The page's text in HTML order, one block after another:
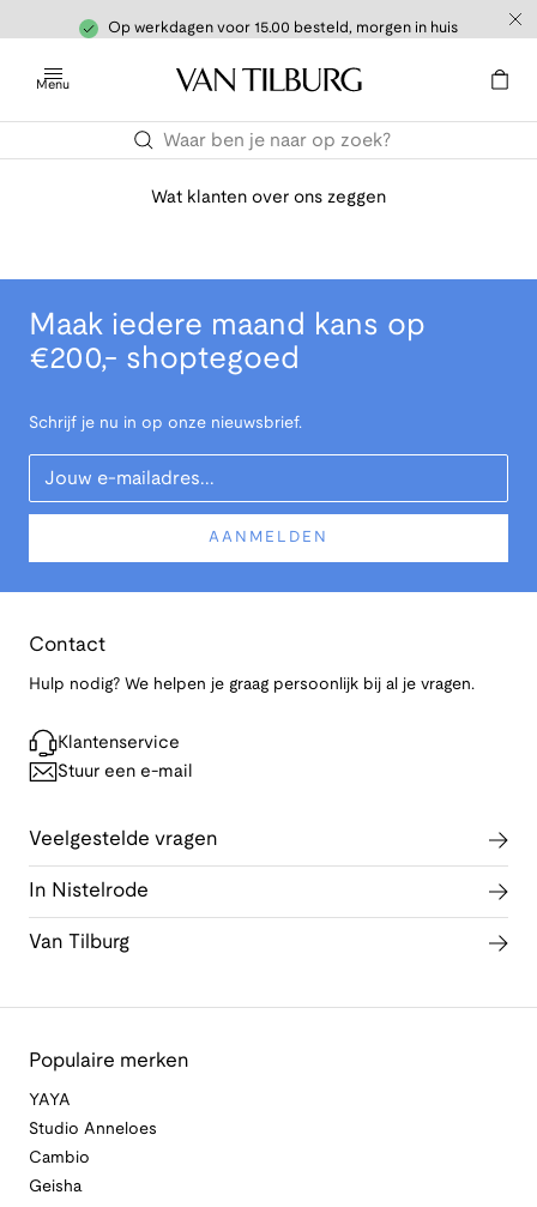
Op werkdagen voor 15.00 besteld, morgen in huis
Menu
Wat klanten over ons zeggen
Maak iedere maand kans op
€200,- shoptegoed
Schrijf je nu in op onze nieuwsbrief.
Your Email
AANMELDEN
Contact
Hulp nodig? We helpen je graag persoonlijk bij al je vragen.
Klantenservice
Stuur een e-mail
Veelgestelde vragen
In Nistelrode
Van Tilburg
Populaire merken
YAYA
Studio Anneloes
Cambio
Geisha